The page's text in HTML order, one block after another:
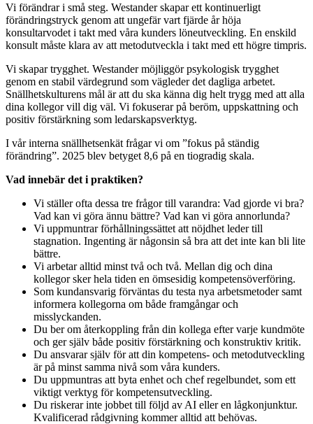
Vi förändrar i små steg. Westander skapar ett kontinuerligt
förändringstryck genom att ungefär vart fjärde år höja
konsultarvodet i takt med våra kunders löneutveckling. En enskild
konsult måste klara av att metodutveckla i takt med ett högre timpris.
Vi skapar trygghet. Westander möjliggör psykologisk trygghet
genom en stabil värdegrund som vägleder det dagliga arbetet.
Snällhetskulturens mål är att du ska känna dig helt trygg med att alla
dina kollegor vill dig väl. Vi fokuserar på beröm, uppskattning och
positiv förstärkning som ledarskapsverktyg.
I vår interna snällhetsenkät frågar vi om ”fokus på ständig
förändring”. 2025 blev betyget 8,6 på en tiogradig skala.
Vad innebär det i praktiken?
Vi ställer ofta dessa tre frågor till varandra: Vad gjorde vi bra?
Vad kan vi göra ännu bättre? Vad kan vi göra annorlunda?
Vi uppmuntrar förhållningssättet att nöjdhet leder till
stagnation. Ingenting är någonsin så bra att det inte kan bli lite
bättre.
Vi arbetar alltid minst två och två. Mellan dig och dina
kollegor sker hela tiden en ömsesidig kompetensöverföring.
Som kundansvarig förväntas du testa nya arbetsmetoder samt
informera kollegorna om både framgångar och
misslyckanden.
Du ber om återkoppling från din kollega efter varje kundmöte
och ger själv både positiv förstärkning och konstruktiv kritik.
Du ansvarar själv för att din kompetens- och metodutveckling
är på minst samma nivå som våra kunders.
Du uppmuntras att byta enhet och chef regelbundet, som ett
viktigt verktyg för kompetensutveckling.
Du riskerar inte jobbet till följd av AI eller en lågkonjunktur.
Kvalificerad rådgivning kommer alltid att behövas.